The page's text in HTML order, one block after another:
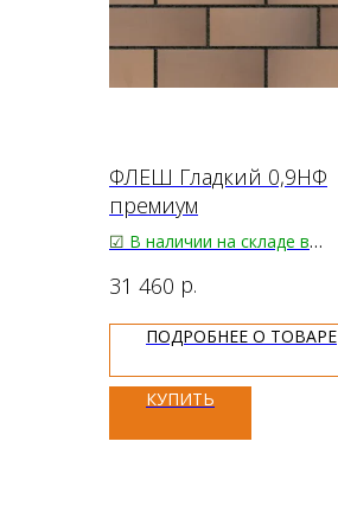
ФЛЕШ Гладкий 0,9НФ
премиум
☑ В наличии на складе в
65.00₽/шт.
31 460 р.
ПОДРОБНЕЕ О ТОВАРЕ
КУПИТЬ